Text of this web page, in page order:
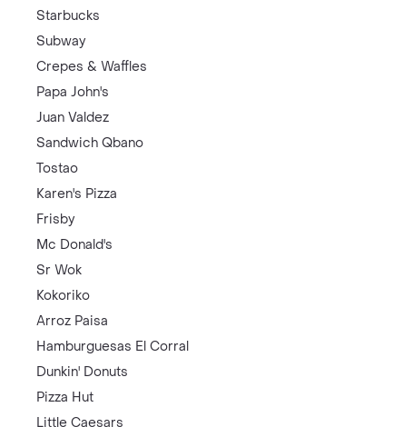
Starbucks
Subway
Crepes & Waffles
Papa John's
Juan Valdez
Sandwich Qbano
Tostao
Karen's Pizza
Frisby
Mc Donald's
Sr Wok
Kokoriko
Arroz Paisa
Hamburguesas El Corral
Dunkin' Donuts
Pizza Hut
Little Caesars